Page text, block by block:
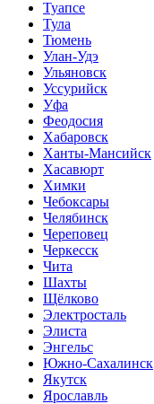
Туапсе
Тула
Тюмень
Улан-Удэ
Ульяновск
Уссурийск
Уфа
Феодосия
Хабаровск
Ханты-Мансийск
Хасавюрт
Химки
Чебоксары
Челябинск
Череповец
Черкесск
Чита
Шахты
Щёлково
Электросталь
Элиста
Энгельс
Южно-Сахалинск
Якутск
Ярославль